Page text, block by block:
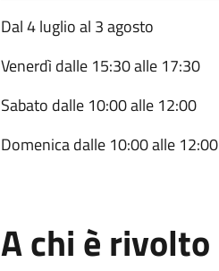
Dal 4 luglio al 3 agosto
Venerdì dalle 15:30 alle 17:30
Sabato dalle 10:00 alle 12:00
Domenica dalle 10:00 alle 12:00
A chi è rivolto